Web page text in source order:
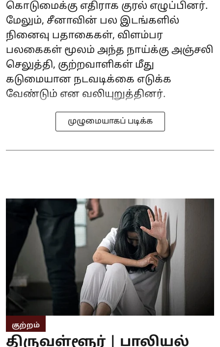
கொடுமைக்கு எதிராக குரல் எழுப்பினர்.
மேலும், சீனாவின் பல இடங்களில்
நினைவு பதாகைகள், விளம்பர
பலகைகள் மூலம் அந்த நாய்க்கு அஞ்சலி
செலுத்தி, குற்றவாளிகள் மீது
கடுமையான நடவடிக்கை எடுக்க
வேண்டும் என வலியுறுத்தினர்.
முழுமையாகப் படிக்க
குற்றம்
திருவள்ளூர் | பாலியல்